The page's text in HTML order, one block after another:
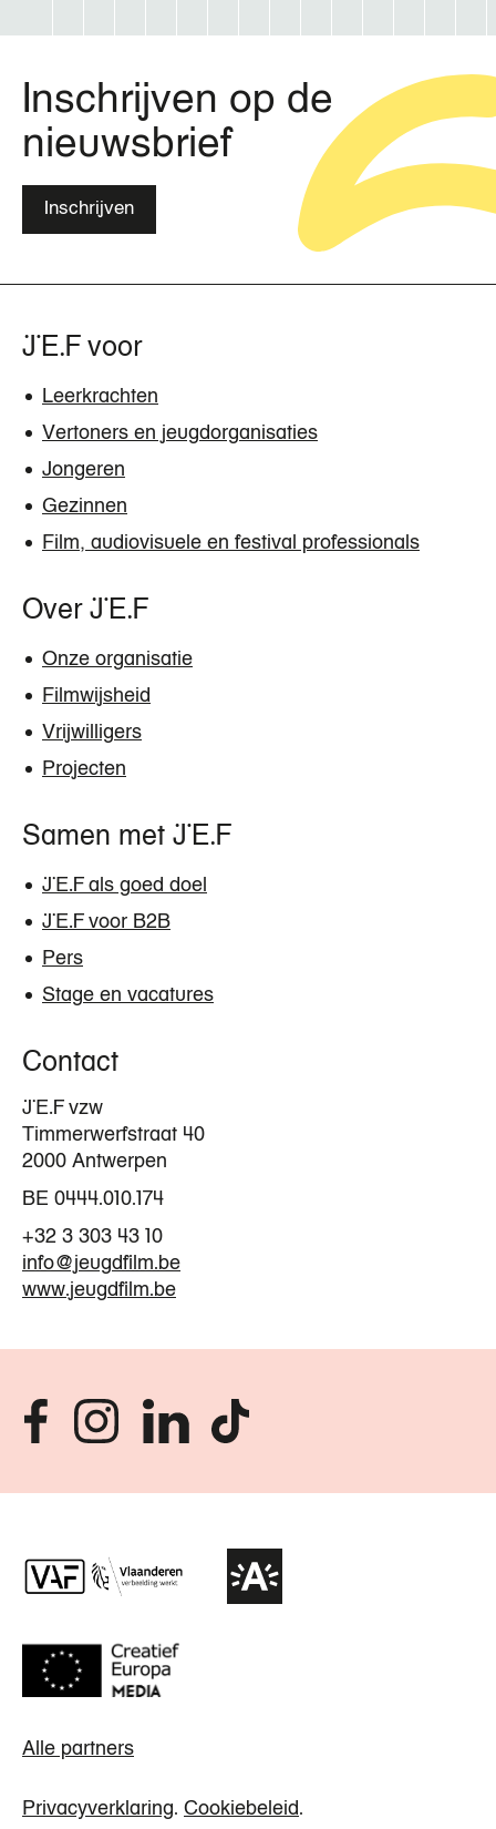
Inschrijven op de
nieuwsbrief
Inschrijven
JEF voor
Leerkrachten
Vertoners en jeugdorganisaties
Jongeren
Gezinnen
Film, audiovisuele en festival professionals
Over JEF
Onze organisatie
Filmwijsheid
Vrijwilligers
Projecten
Samen met JEF
JEF als goed doel
JEF voor B2B
Pers
Stage en vacatures
Contact
JEF vzw
Timmerwerfstraat 40
2000 Antwerpen
BE 0444.010.174
+32 3 303 43 10
info@jeugdfilm.be
www.jeugdfilm.be
Alle partners
Privacyverklaring. Cookiebeleid.